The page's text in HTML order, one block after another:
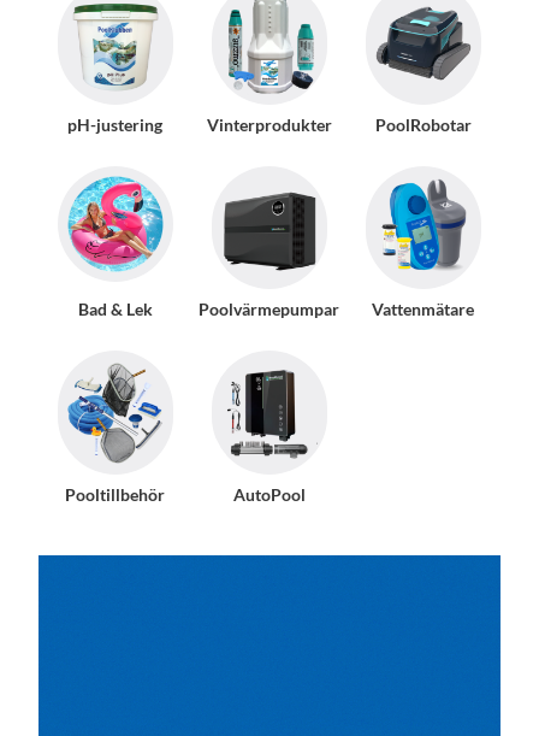
pH-justering Vinterprodukter PoolRobotar
Bad & Lek Poolvärmepumpar Vattenmätare
Pooltillbehör AutoPool